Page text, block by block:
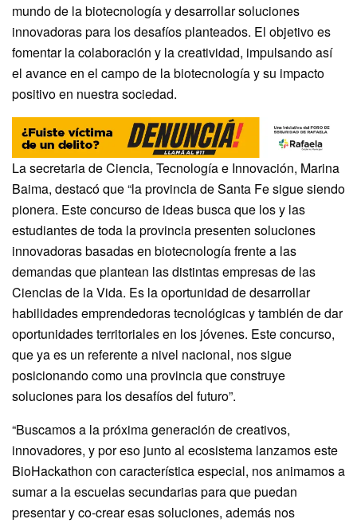
mundo de la biotecnología y desarrollar soluciones
innovadoras para los desafíos planteados. El objetivo es
fomentar la colaboración y la creatividad, impulsando así
el avance en el campo de la biotecnología y su impacto
positivo en nuestra sociedad.
La secretaria de Ciencia, Tecnología e Innovación, Marina
Baima, destacó que “la provincia de Santa Fe sigue siendo
pionera. Este concurso de ideas busca que los y las
estudiantes de toda la provincia presenten soluciones
innovadoras basadas en biotecnología frente a las
demandas que plantean las distintas empresas de las
Ciencias de la Vida. Es la oportunidad de desarrollar
habilidades emprendedoras tecnológicas y también de dar
oportunidades territoriales en los jóvenes. Este concurso,
que ya es un referente a nivel nacional, nos sigue
posicionando como una provincia que construye
soluciones para los desafíos del futuro”.
“Buscamos a la próxima generación de creativos,
innovadores, y por eso junto al ecosistema lanzamos este
BioHackathon con característica especial, nos animamos a
sumar a la escuelas secundarias para que puedan
presentar y co-crear esas soluciones, además nos